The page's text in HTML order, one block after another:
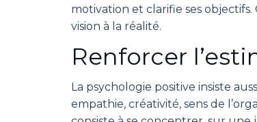
motivation et clarifie ses
vision à la réalité.
Renforcer
La psychologie positive insiste
empathie, créativité, sens de